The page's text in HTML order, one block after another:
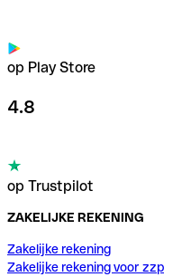
op Play Store
4.8
op Trustpilot
ZAKELIJKE REKENING
Zakelijke rekening
Zakelijke rekening voor zzp